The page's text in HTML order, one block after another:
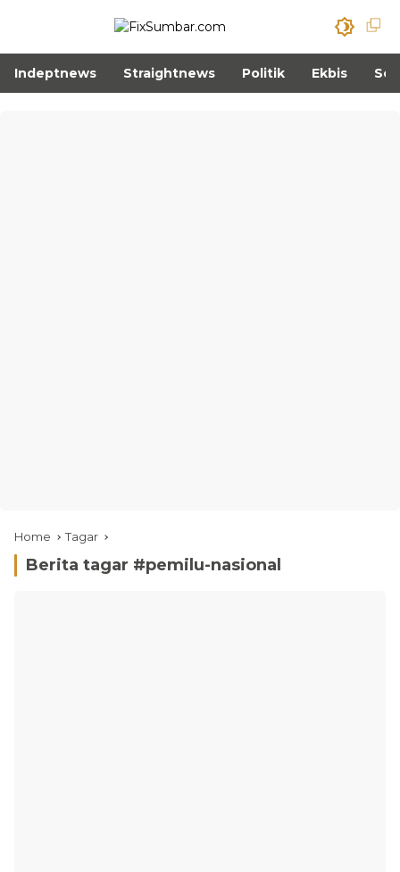
Indeptnews Straightnews Politik Ekbis
Home Tagar
Berita tagar #pemilu-nasional